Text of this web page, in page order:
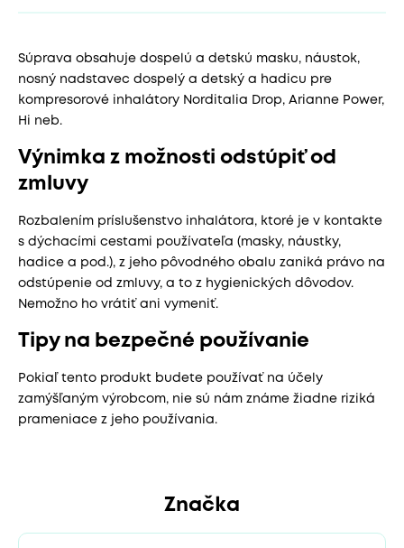
Súprava obsahuje dospelú a detskú masku, náustok,
nosný nadstavec dospelý a detský a hadicu pre
kompresorové inhalátory Norditalia Drop, Arianne Power,
Hi neb.
Výnimka z možnosti odstúpiť od
zmluvy
Rozbalením príslušenstvo inhalátora, ktoré je v kontakte
s dýchacími cestami používateľa (masky, náustky,
hadice a pod.), z jeho pôvodného obalu zaniká právo na
odstúpenie od zmluvy, a to z hygienických dôvodov.
Nemožno ho vrátiť ani vymeniť.
Tipy na bezpečné používanie
Pokiaľ tento produkt budete používať na účely
zamýšľaným výrobcom, nie sú nám známe žiadne riziká
prameniace z jeho používania.
Značka